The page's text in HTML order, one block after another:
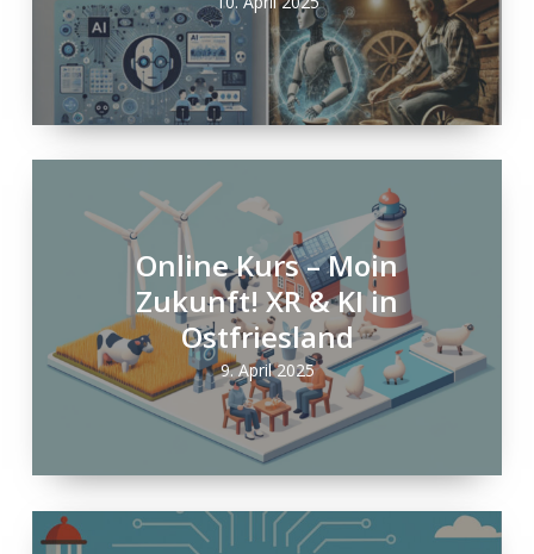
Online Kurs – Moin
Zukunft! XR & KI in
Ostfriesland
9. April 2025